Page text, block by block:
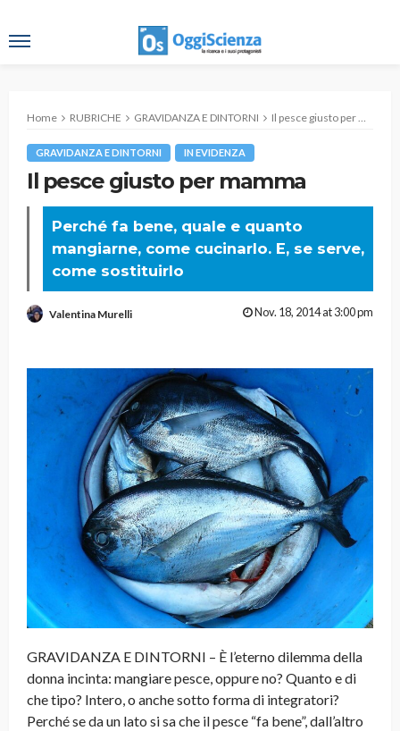
Home RUBRICHE GRAVIDANZA E DINTORNI Il pesce giusto per mamma
GRAVIDANZA E DINTORNI IN EVIDENZA
Il pesce giusto per mamma
Perché fa bene, quale e quanto
mangiarne, come cucinarlo. E, se serve,
come sostituirlo
Valentina Murelli Nov. 18, 2014 at 3:00 pm
GRAVIDANZA E DINTORNI – È l’eterno dilemma della
donna incinta: mangiare pesce, oppure no? Quanto e di
che tipo? Intero, o anche sotto forma di integratori?
Perché se da un lato si sa che il pesce “fa bene”, dall’altro